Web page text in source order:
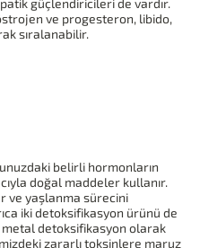
ve progesteron, libido,
sıralanabilir.
belirli hormonların
doğal maddeler kullanır.
ve yaşlanma sürecini
iki detoksifikasyon ürünü de
detoksifikasyon olarak
zararlı toksinlere maruz